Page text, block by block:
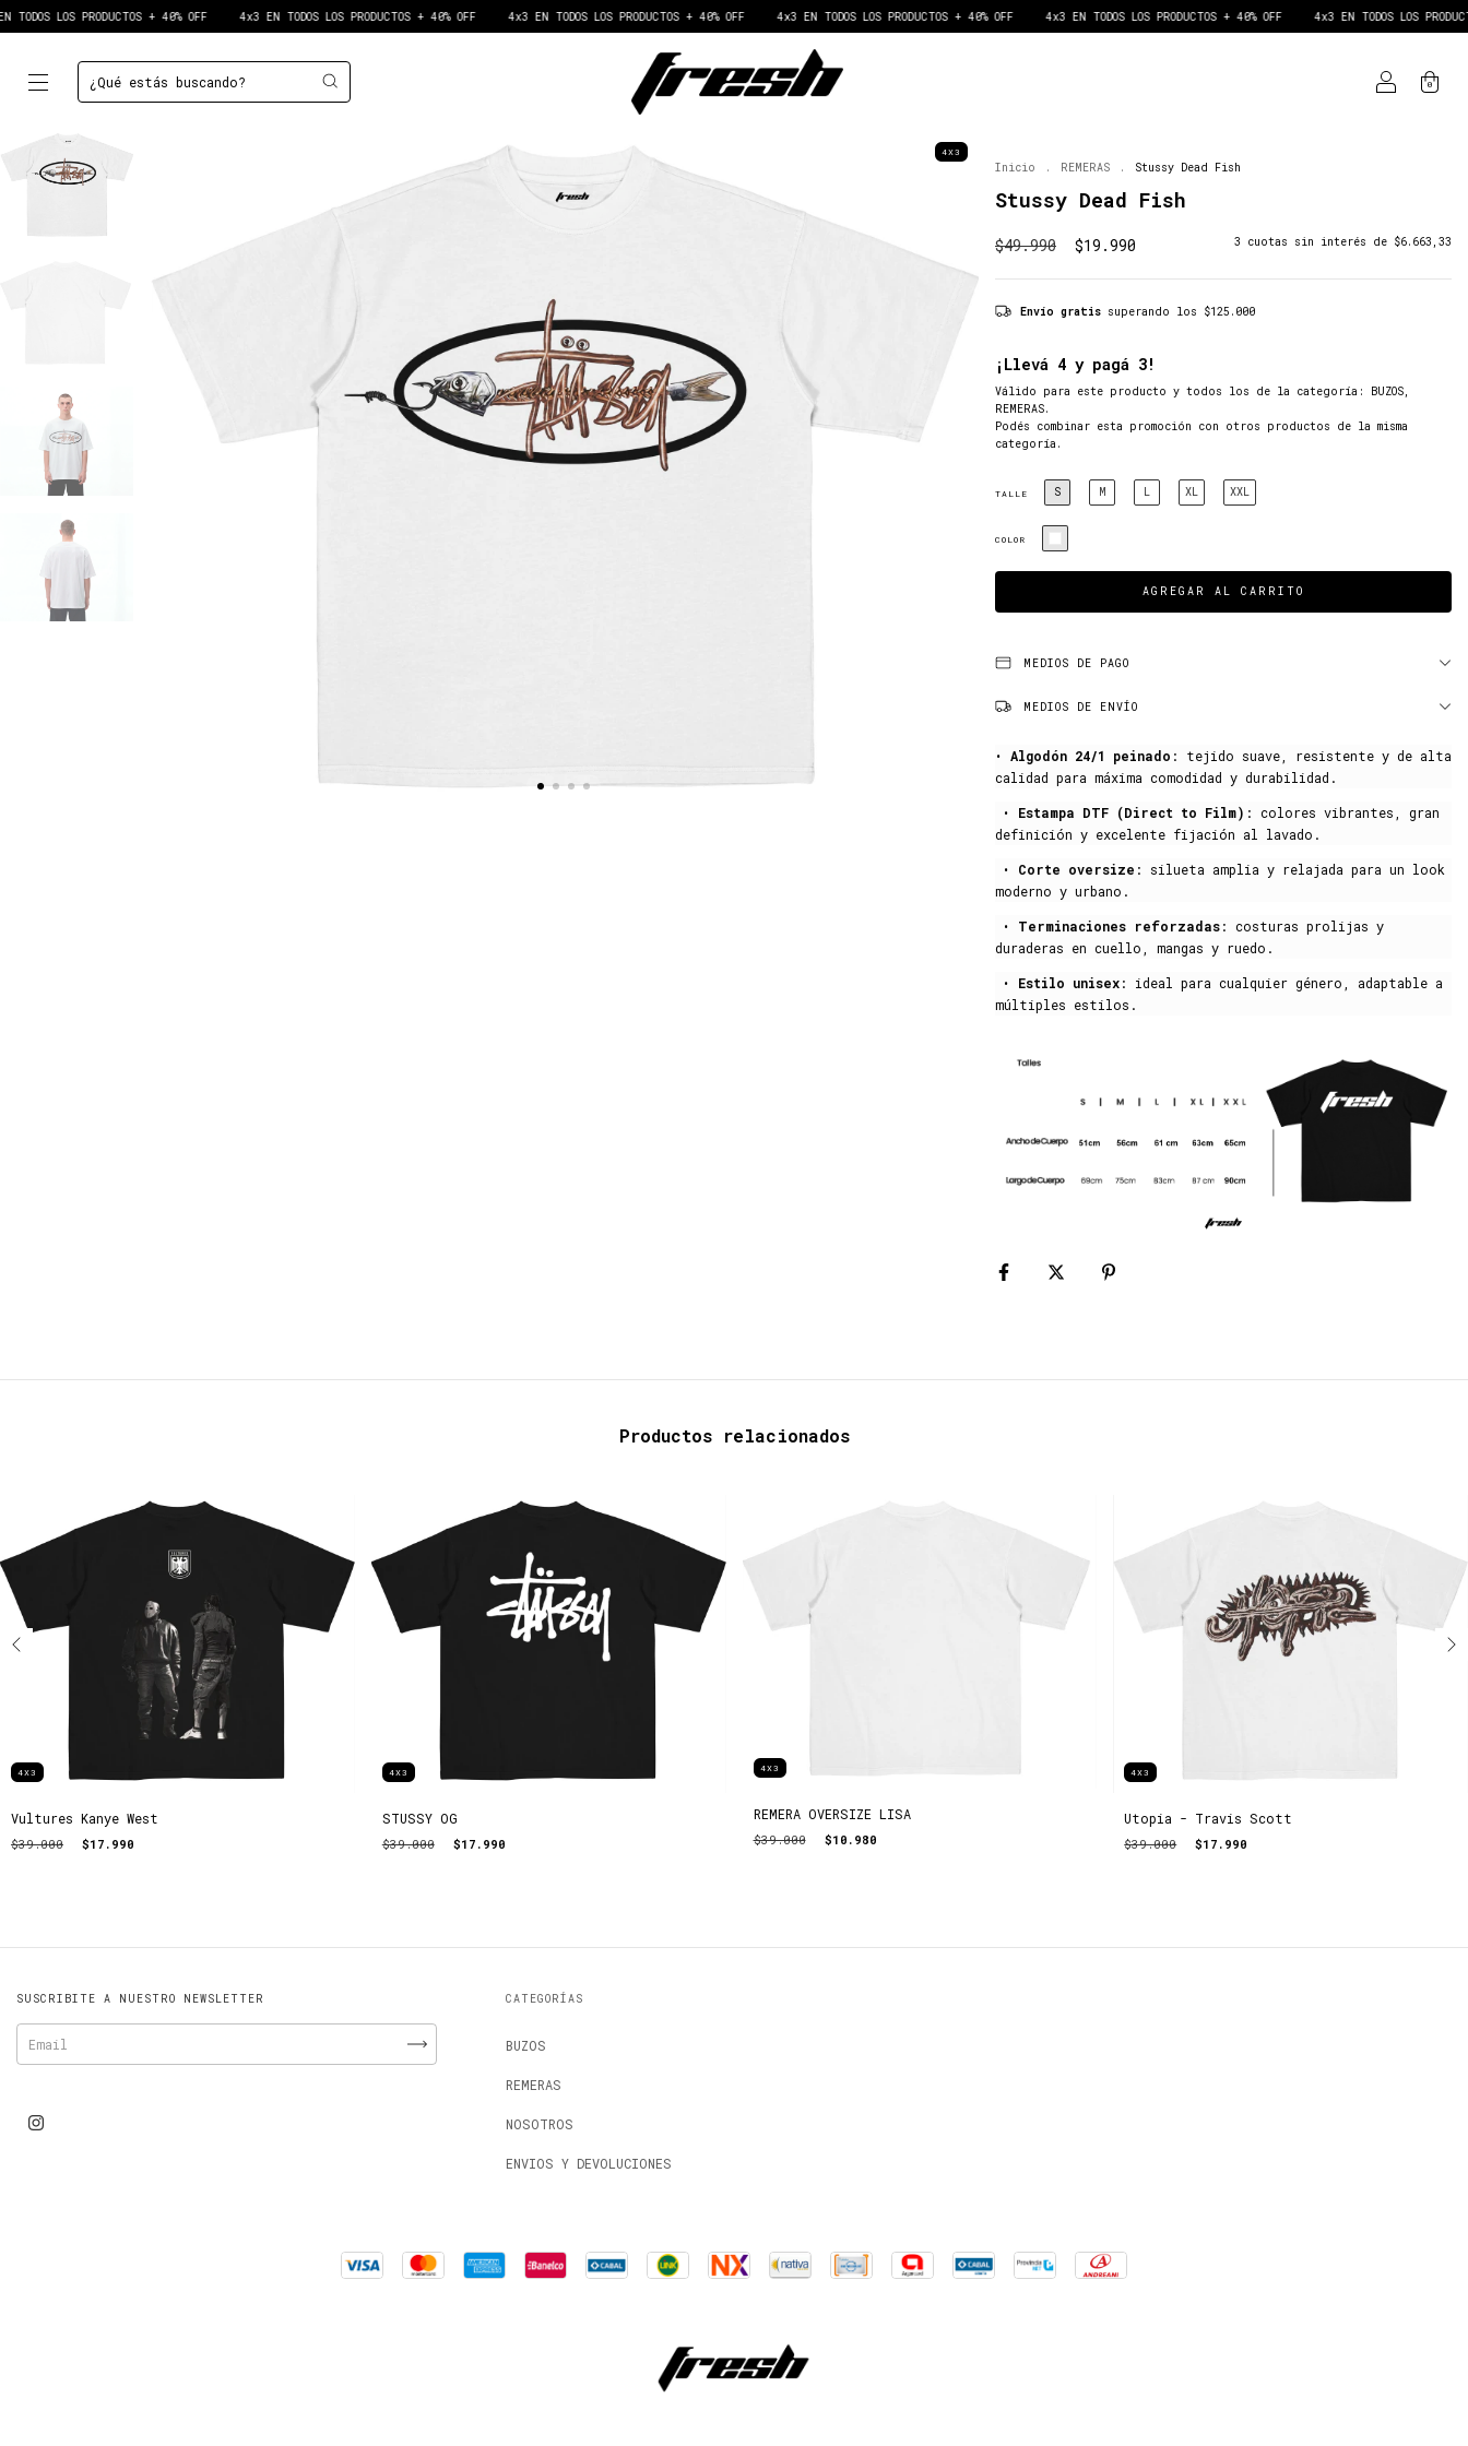
LOS PRODUCTOS + 40% OFF 4x3 EN TODOS LOS PRODUCTOS + 40% OFF 4x3 EN TODOS LOS PRODUCTOS + 40% OFF 4x3 EN TODOS LOS PRODUCTOS + 40% OFF 4x3 EN TODOS LOS PRODUCTOS + 40% OFF 4x3 EN TODOS LOS PRODUCTOS +
0
4X3
Inicio . REMERAS . Stussy Dead Fish
Stussy Dead Fish
$49.990 $19.990 3 cuotas sin interés de $6.663,33
Envío gratis superando los $125.000
¡Llevá 4 y pagá 3!
Válido para este producto y todos los de la categoría: BUZOS,
REMERAS.
Podés combinar esta promoción con otros productos de la misma
categoría.
TALLE S M L XL XXL
COLOR
MEDIOS DE PAGO
MEDIOS DE ENVÍO
• Algodón 24/1 peinado : tejido suave, resistente y de alta
calidad para máxima comodidad y durabilidad.
•
Estampa DTF (Direct to Film) : colores vibrantes, gran
definición y excelente fijación al lavado.
•
Corte oversize : silueta amplia y relajada para un look
moderno y urbano.
•
Terminaciones reforzadas: costuras prolijas y
duraderas en cuello, mangas y ruedo.
•
Estilo unisex: ideal para cualquier género, adaptable a
múltiples estilos.
Productos relacionados
4X3
Vultures Kanye West
$39.000 $17.990
4X3
STUSSY OG
$39.000 $17.990
4X3
REMERA OVERSIZE LISA
$39.000 $10.980
4X3
Utopia - Travis Scott
$39.000 $17.990
SUSCRIBITE A NUESTRO NEWSLETTER CATEGORÍAS
BUZOS
REMERAS
NOSOTROS
ENVIOS Y DEVOLUCIONES